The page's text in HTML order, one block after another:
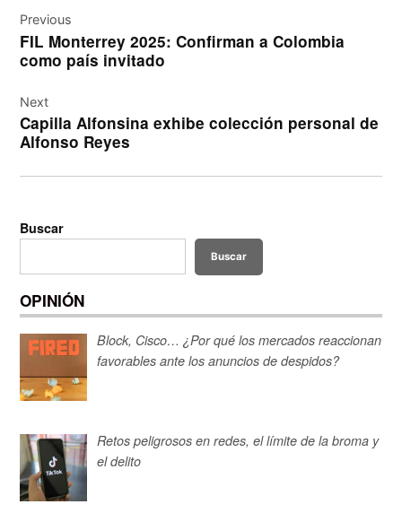
de
entradas
Previous
FIL Monterrey 2025: Confirman a Colombia
como país invitado
Next
Capilla Alfonsina exhibe colección personal de
Alfonso Reyes
Buscar
Buscar
OPINIÓN
Block, Cisco… ¿Por qué los mercados reaccionan
favorables ante los anuncios de despidos?
Retos peligrosos en redes, el límite de la broma y
el delito